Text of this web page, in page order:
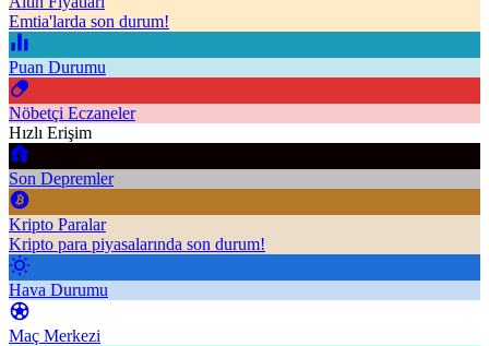
Emtia'larda son durum!
Puan Durumu
Nöbetçi Eczaneler
Hızlı Erişim
Son Depremler
Kripto Paralar
Kripto para piyasalarında son durum!
Hava Durumu
Maç Merkezi